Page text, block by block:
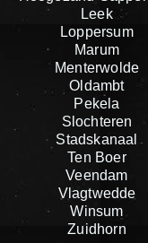
Leek
Loppersum
Marum
Menterwolde
Oldambt
Pekela
Slochteren
Stadskanaal
Ten Boer
Veendam
Vlagtwedde
Winsum
Zuidhorn